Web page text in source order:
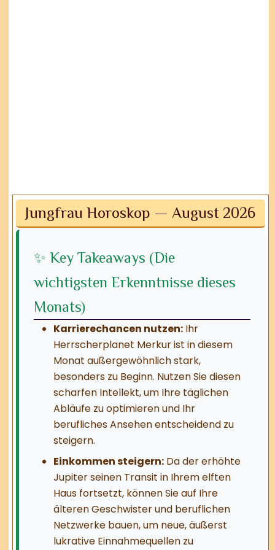
Jungfrau Horoskop — August 2026
✨ Key Takeaways (Die
wichtigsten Erkenntnisse dieses
Monats)
Karrierechancen nutzen: Ihr
Herrscherplanet Merkur ist in diesem
Monat außergewöhnlich stark,
besonders zu Beginn. Nutzen Sie diesen
scharfen Intellekt, um Ihre täglichen
Abläufe zu optimieren und Ihr
berufliches Ansehen entscheidend zu
steigern.
Einkommen steigern: Da der erhöhte
Jupiter seinen Transit in Ihrem elften
Haus fortsetzt, können Sie auf Ihre
älteren Geschwister und beruflichen
Netzwerke bauen, um neue, äußerst
lukrative Einnahmequellen zu